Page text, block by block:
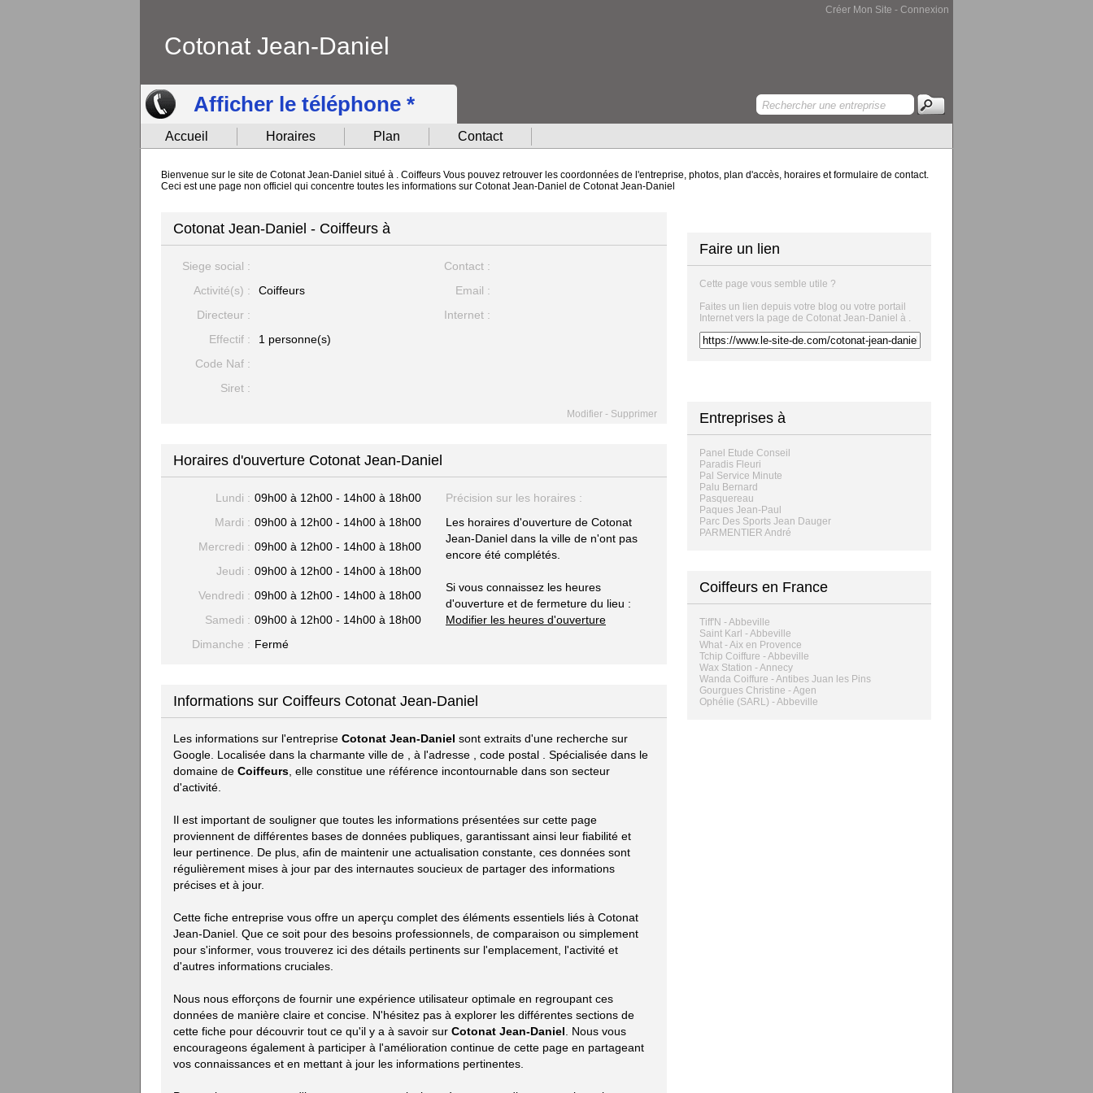
Créer Mon Site - Connexion
Cotonat Jean-Daniel
Afficher le téléphone *
Accueil Horaires Plan Contact
Bienvenue sur le site de Cotonat Jean-Daniel situé à . Coiffeurs Vous pouvez retrouver les coordonnées de l'entreprise, photos, plan d'accès, horaires et formulaire de contact.
Ceci est une page non officiel qui concentre toutes les informations sur Cotonat Jean-Daniel de Cotonat Jean-Daniel
Cotonat Jean-Daniel - Coiffeurs à
Siege social :
Activité(s) :
Coiffeurs
Directeur :
Effectif :
1 personne(s)
Code Naf :
Siret :
Contact :
Email :
Internet :
Modifier - Supprimer
Horaires d'ouverture Cotonat Jean-Daniel
Lundi : 09h00 à 12h00 - 14h00 à 18h00
Mardi : 09h00 à 12h00 - 14h00 à 18h00
Mercredi : 09h00 à 12h00 - 14h00 à 18h00
Jeudi : 09h00 à 12h00 - 14h00 à 18h00
Vendredi : 09h00 à 12h00 - 14h00 à 18h00
Samedi : 09h00 à 12h00 - 14h00 à 18h00
Dimanche : Fermé
Précision sur les horaires :
Les horaires d'ouverture de Cotonat
Jean-Daniel dans la ville de n'ont pas
encore été complétés.
Si vous connaissez les heures
d'ouverture et de fermeture du lieu :
Modifier les heures d'ouverture
Informations sur Coiffeurs Cotonat Jean-Daniel
Les informations sur l'entreprise Cotonat Jean-Daniel sont extraits d'une recherche sur
Google. Localisée dans la charmante ville de
, à l'adresse , code postal
. Spécialisée dans le
domaine de Coiffeurs , elle constitue une référence incontournable dans son secteur
d'activité.
Il est important de souligner que toutes les informations présentées sur cette page
proviennent de différentes bases de données publiques, garantissant ainsi leur fiabilité et
leur pertinence. De plus, afin de maintenir une actualisation constante, ces données sont
régulièrement mises à jour par des internautes soucieux de partager des informations
précises et à jour.
Cette fiche entreprise vous offre un aperçu complet des éléments essentiels liés à Cotonat
Jean-Daniel. Que ce soit pour des besoins professionnels, de comparaison ou simplement
pour s'informer, vous trouverez ici des détails pertinents sur l'emplacement, l'activité et
d'autres informations cruciales.
Nous nous efforçons de fournir une expérience utilisateur optimale en regroupant ces
données de manière claire et concise. N'hésitez pas à explorer les différentes sections de
cette fiche pour découvrir tout ce qu'il y a à savoir sur Cotonat Jean-Daniel . Nous vous
encourageons également à participer à l'amélioration continue de cette page en partageant
vos connaissances et en mettant à jour les informations pertinentes.
Faire un lien
Cette page vous semble utile ?
Faites un lien depuis votre blog ou votre portail
Internet vers la page de Cotonat Jean-Daniel à .
Entreprises à
Panel Etude Conseil
Paradis Fleuri
Pal Service Minute
Palu Bernard
Pasquereau
Paques Jean-Paul
Parc Des Sports Jean Dauger
PARMENTIER André
Coiffeurs en France
Tiff'N - Abbeville
Saint Karl - Abbeville
What - Aix en Provence
Tchip Coiffure - Abbeville
Wax Station - Annecy
Wanda Coiffure - Antibes Juan les Pins
Gourgues Christine - Agen
Ophélie (SARL) - Abbeville